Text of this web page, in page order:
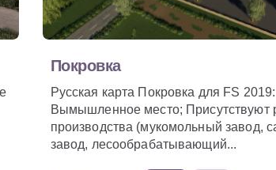
Покровка
Русская карта Покровка для FS 2019:
Вымышленное место; Присутствуют
производства (мукомольный завод,
завод, лесообрабатывающий...